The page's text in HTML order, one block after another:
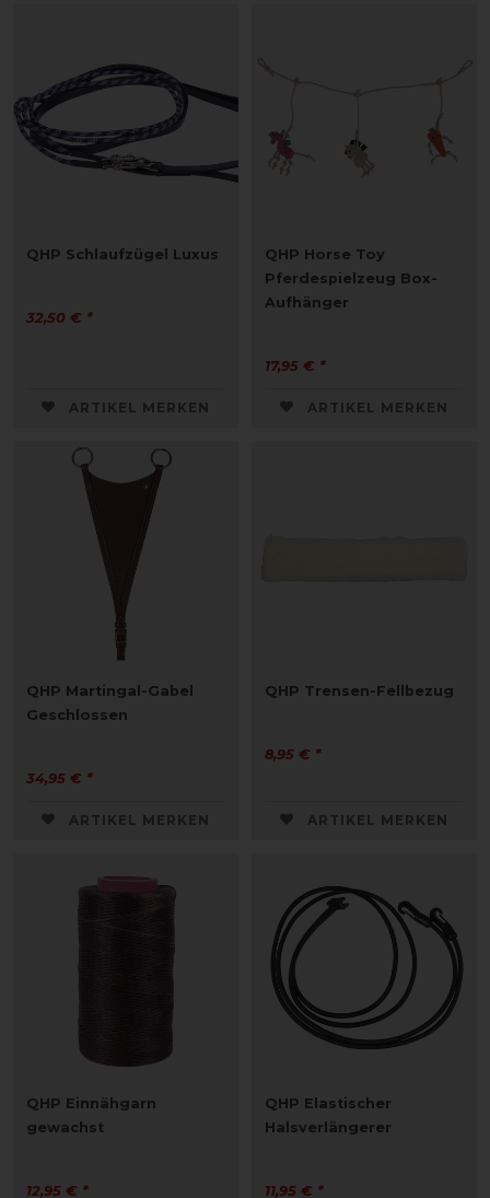
QHP Schlaufzügel Luxus
32,50 € *
ARTIKEL MERKEN
QHP Horse Toy
Pferdespielzeug Box-
Aufhänger
17,95 € *
ARTIKEL MERKEN
QHP Martingal-Gabel
Geschlossen
34,95 € *
ARTIKEL MERKEN
QHP Trensen-Fellbezug
8,95 € *
ARTIKEL MERKEN
QHP Einnähgarn
gewachst
12,95 € *
QHP Elastischer
Halsverlängerer
11,95 € *